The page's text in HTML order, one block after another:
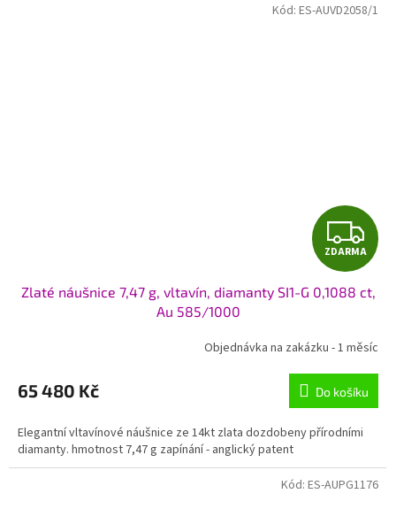
Z
D
A
R
M
A
ZDARMA
Zlaté náušnice 7,47 g, vltavín, diamanty SI1-G 0,1088 ct,
Au 585/1000
Objednávka na zakázku - 1 měsíc
65 480 Kč Do košíku
Elegantní vltavínové náušnice ze 14kt zlata dozdobeny přírodními
diamanty. hmotnost 7,47 g zapínání - anglický patent
Kód: ES-AUVD2058/1
Kód: ES-AUPG1176